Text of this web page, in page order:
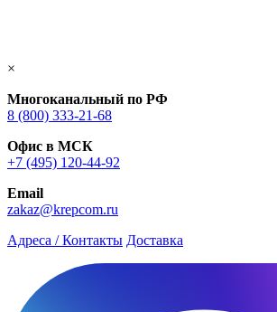
×
Многоканальный по РФ
8 (800) 333‑21-68
Офис в МСК
+7 (495) 120-44-92
Email
zakaz@krepcom.ru
Адреса / Контакты Доставка